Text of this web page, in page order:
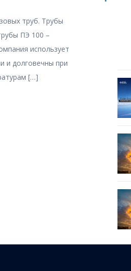
труб. Трубы
ПЭ 100 –
использует
и долговечны при
[…]